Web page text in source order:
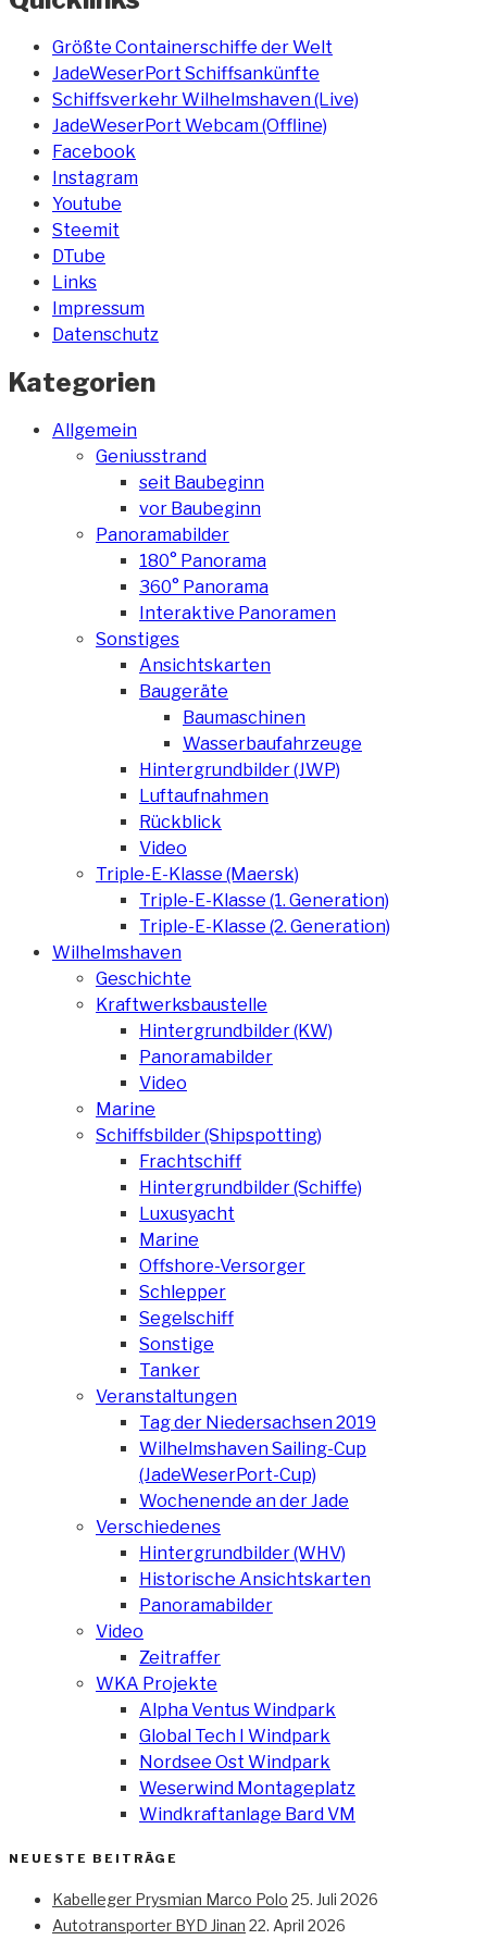
Größte Containerschiffe der Welt
JadeWeserPort Schiffsankünfte
Schiffsverkehr Wilhelmshaven (Live)
JadeWeserPort Webcam (Offline)
Facebook
Instagram
Youtube
Steemit
DTube
Links
Impressum
Datenschutz
Kategorien
Allgemein
Geniusstrand
seit Baubeginn
vor Baubeginn
Panoramabilder
180° Panorama
360° Panorama
Interaktive Panoramen
Sonstiges
Ansichtskarten
Baugeräte
Baumaschinen
Wasserbaufahrzeuge
Hintergrundbilder (JWP)
Luftaufnahmen
Rückblick
Video
Triple-E-Klasse (Maersk)
Triple-E-Klasse (1. Generation)
Triple-E-Klasse (2. Generation)
Wilhelmshaven
Geschichte
Kraftwerksbaustelle
Hintergrundbilder (KW)
Panoramabilder
Video
Marine
Schiffsbilder (Shipspotting)
Frachtschiff
Hintergrundbilder (Schiffe)
Luxusyacht
Marine
Offshore-Versorger
Schlepper
Segelschiff
Sonstige
Tanker
Veranstaltungen
Tag der Niedersachsen 2019
Wilhelmshaven Sailing-Cup
(JadeWeserPort-Cup)
Wochenende an der Jade
Verschiedenes
Hintergrundbilder (WHV)
Historische Ansichtskarten
Panoramabilder
Video
Zeitraffer
WKA Projekte
Alpha Ventus Windpark
Global Tech I Windpark
Nordsee Ost Windpark
Weserwind Montageplatz
Windkraftanlage Bard VM
NEUESTE BEITRÄGE
Kabelleger Prysmian Marco Polo 25. Juli 2026
Autotransporter BYD Jinan 22. April 2026